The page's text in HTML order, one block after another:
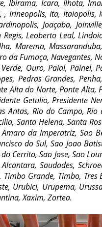
Ibirama, Icara, Ilhota,
Irineopolis, Ita, Itaiopolis,
Joaçaba,
Leoberto Leal,
Marema,
da Fumaça, Navegantes,
Ouro, Paial, Painel,
Pedras Grandes,
Alta do Norte, Ponte
Getulio, Presidente
Antas, Rio do Campo,
Santa Helena, Santa
da Imperatriz, Sao
do Sul, Sao Joao
Cerrito, Sao Jose, Sao
Saudades,
Grande, Timbo,
Urubici, Urupema,
Xaxim, Zortea.